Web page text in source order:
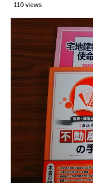
110 views